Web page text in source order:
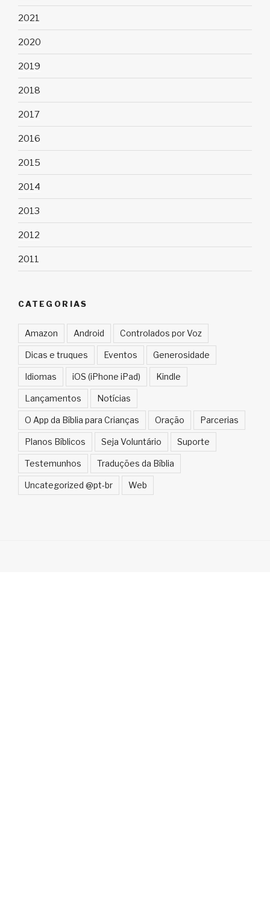
2021
2020
2019
2018
2017
2016
2015
2014
2013
2012
2011
CATEGORIAS
Amazon Android Controlados por Voz
Dicas e truques Eventos Generosidade
Idiomas iOS (iPhone iPad) Kindle
Lançamentos Notícias
O App da Bíblia para Crianças Oração Parcerias
Planos Bíblicos Seja Voluntário Suporte
Testemunhos Traduções da Bíblia
Uncategorized @pt-br Web